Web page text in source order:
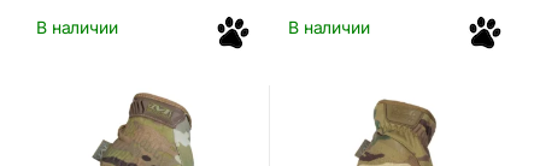
В наличии В наличии